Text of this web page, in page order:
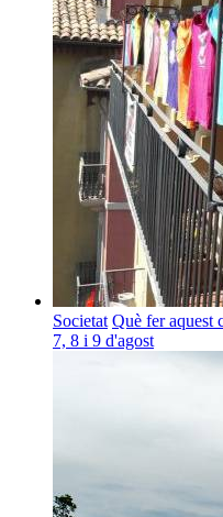
Societat Què fer aquest
7, 8 i 9 d'agost